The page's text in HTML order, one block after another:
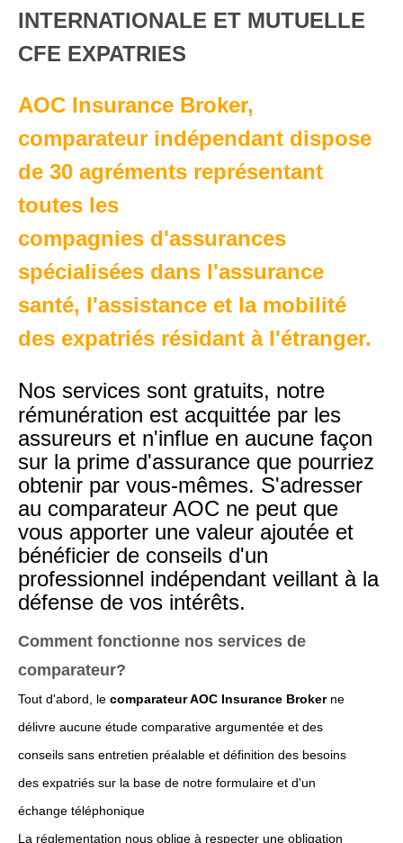
INTERNATIONALE ET MUTUELLE
CFE EXPATRIES
AOC Insurance Broker,
comparateur indépendant dispose
de 30 agréments représentant
toutes les
compagnies d'assurances
spécialisées dans l'assurance
santé, l'assistance et la mobilité
des expatriés résidant à l'étranger.
Nos services sont gratuits, notre
rémunération est acquittée par les
assureurs et n'influe en aucune façon
sur la prime d'assurance que pourriez
obtenir par vous-mêmes. S'adresser
au comparateur AOC ne peut que
vous apporter une valeur ajoutée et
bénéficier de conseils d'un
professionnel indépendant veillant à la
défense de vos intérêts.
Comment fonctionne nos services de
comparateur?
Tout d'abord, le comparateur AOC Insurance Broker ne
délivre aucune étude comparative argumentée et des
conseils sans entretien préalable et définition des besoins
des expatriés sur la base de notre formulaire et d'un
échange téléphonique
La réglementation nous oblige à respecter une obligation